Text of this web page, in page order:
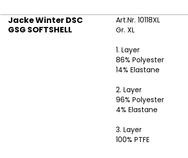
Jacke Winter DSC
GSG SOFTSHELL
Art.Nr. 10118XL
Gr. XL
1. Layer
86% Polyester
14% Elastane
2. Layer
96% Polyester
4% Elastane
3. Layer
100% PTFE